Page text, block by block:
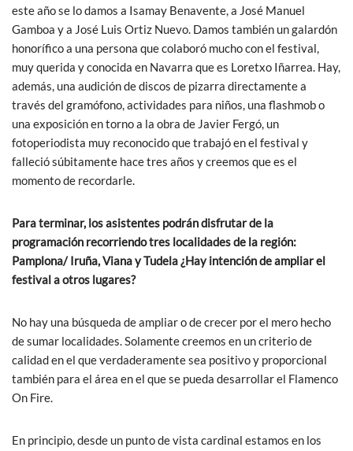
este año se lo damos a Isamay Benavente, a José Manuel
Gamboa y a José Luis Ortiz Nuevo. Damos también un galardón
honorífico a una persona que colaboró mucho con el festival,
muy querida y conocida en Navarra que es Loretxo Iñarrea. Hay,
además, una audición de discos de pizarra directamente a
través del gramófono, actividades para niños, una flashmob o
una exposición en torno a la obra de Javier Fergó, un
fotoperiodista muy reconocido que trabajó en el festival y
falleció súbitamente hace tres años y creemos que es el
momento de recordarle.
Para terminar, los asistentes podrán disfrutar de la
programación recorriendo tres localidades de la región:
Pamplona/ Iruña, Viana y Tudela ¿Hay intención de ampliar el
festival a otros lugares?
No hay una búsqueda de ampliar o de crecer por el mero hecho
de sumar localidades. Solamente creemos en un criterio de
calidad en el que verdaderamente sea positivo y proporcional
también para el área en el que se pueda desarrollar el Flamenco
On Fire.
En principio, desde un punto de vista cardinal estamos en los